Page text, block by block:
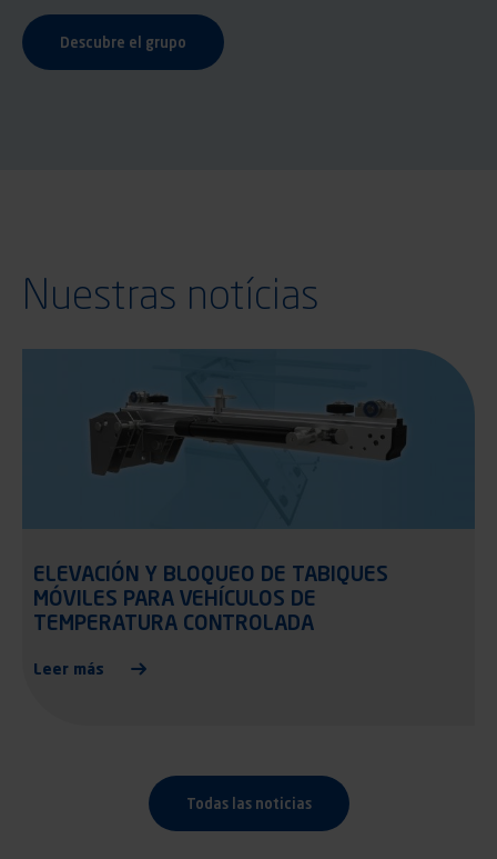
Descubre el grupo
Nuestras notícias
04.05.2021
ELEVACIÓN Y BLOQUEO DE TABIQUES
MÓVILES PARA VEHÍCULOS DE
TEMPERATURA CONTROLADA
Leer más
Todas las noticias